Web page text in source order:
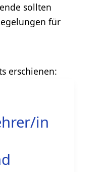
sollten
für
in